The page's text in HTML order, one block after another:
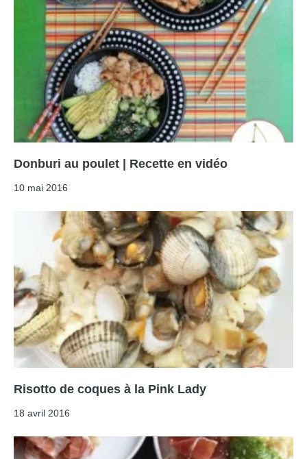
Donburi au poulet | Recette en vidéo
10 mai 2016
Risotto de coques à la Pink Lady
18 avril 2016